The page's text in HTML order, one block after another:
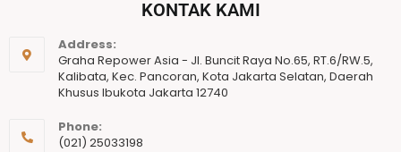
KONTAK KAMI
Address:
Graha Repower Asia - Jl. Buncit Raya No.65, RT.6/RW.5,
Kalibata, Kec. Pancoran, Kota Jakarta Selatan, Daerah
Khusus Ibukota Jakarta 12740
Phone:
(021) 25033198